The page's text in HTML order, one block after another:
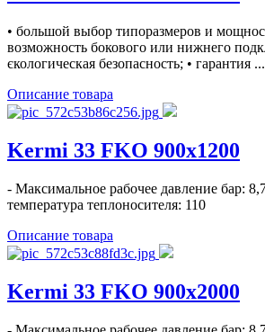
• большой выбор типоразмеров и
возможность бокового или нижнего
єкологическая безопасность; • гарантия ...
Описание товара
Kermi 33 FKO 900x1200
- Максимальное рабочее давление бар:
температура теплоносителя: 110
Описание товара
Kermi 33 FKO 900x2000